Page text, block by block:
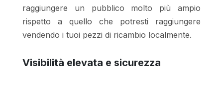
raggiungere un pubblico molto più ampio
rispetto a quello che potresti raggiungere
vendendo i tuoi pezzi di ricambio localmente.
Visibilità elevata e sicurezza